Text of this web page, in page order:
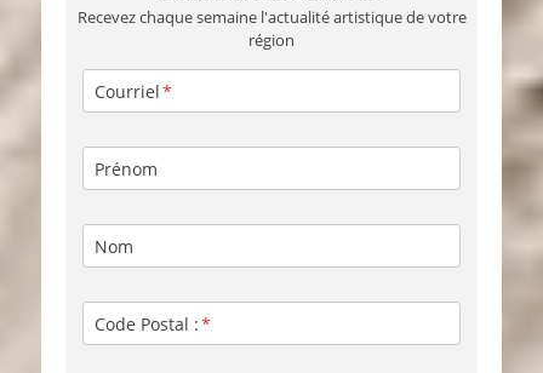
Recevez chaque semaine l'actualité artistique de votre
région
Courriel
Prénom
Nom
Code Postal :